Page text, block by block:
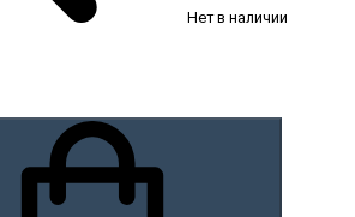
Нет в наличии